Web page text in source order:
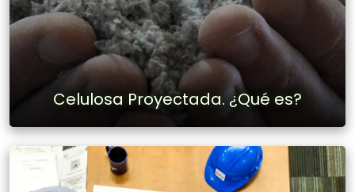
Celulosa Proyectada. ¿Qué es?